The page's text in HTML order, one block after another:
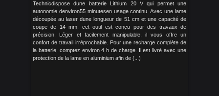
Technicdispose dune batterie Lithium 20 V qui permet une
autonomie denviron55 minutesen usage continu. Avec une lame
découpée au laser dune longueur de 51 cm et une capacité de
coupe de 14 mm, cet outil est conçu pour des travaux de
précision. Léger et facilement manipulable, il vous offre un
confort de travail irréprochable. Pour une recharge complète de
la batterie, comptez environ 4 h de charge. Il est livré avec une
protection de la lame en aluminium afin de (...)